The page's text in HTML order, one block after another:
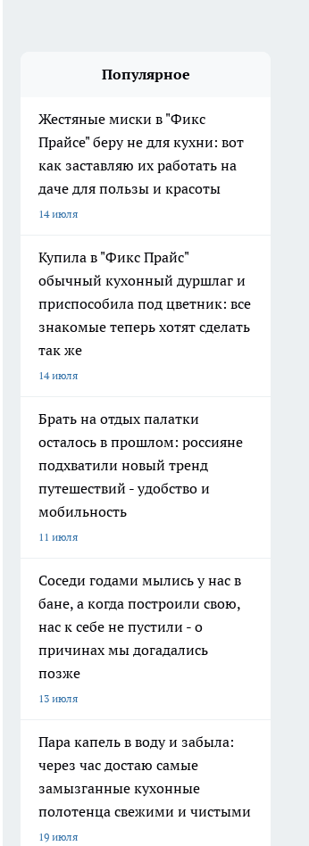
Популярное
Жестяные миски в "Фикс
Прайсе" беру не для кухни: вот
как заставляю их работать на
даче для пользы и красоты
14 июля
Купила в "Фикс Прайс"
обычный кухонный дуршлаг и
приспособила под цветник: все
знакомые теперь хотят сделать
так же
14 июля
Брать на отдых палатки
осталось в прошлом: россияне
подхватили новый тренд
путешествий - удобство и
мобильность
11 июля
Соседи годами мылись у нас в
бане, а когда построили свою,
нас к себе не пустили - о
причинах мы догадались
позже
13 июля
Пара капель в воду и забыла:
через час достаю самые
замызганные кухонные
полотенца свежими и чистыми
19 июля